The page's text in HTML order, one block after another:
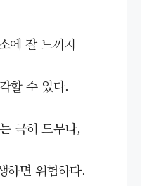
에 잘 느끼지
할 수 있다.
극히 드무나,
하면 위험하다.